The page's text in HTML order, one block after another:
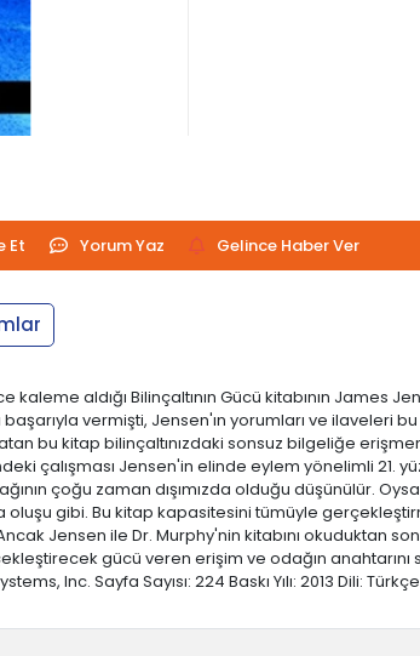
Et Yorum Yaz Gelince Haber Ver
kaleme aldığı Bilinçaltının Gücü kitabının James
vermişti, Jensen'ın yorumları ve ilaveleri
bu kitap bilinçaltınızdaki sonsuz bilgeliğe
çalışması Jensen'in elinde eylem yönelimli 21.
çoğu zaman dışımızda olduğu düşünülür.
oluşu gibi. Bu kitap kapasitesini tümüyle
Jensen ile Dr. Murphy'nin kitabını okuduktan
gücü veren erişim ve odağın anahtarını
Sayfa Sayısı: 224 Baskı Yılı: 2013 Dili: Türkçe